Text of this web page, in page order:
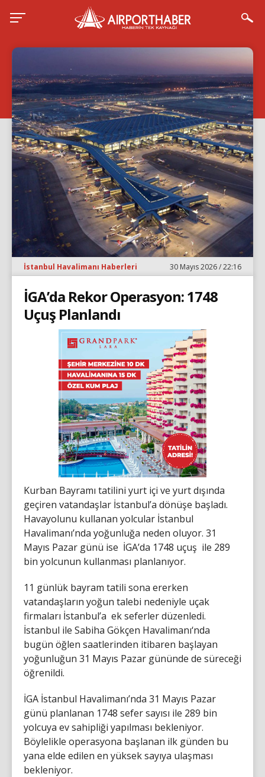
İstanbul Havalimanı Haberleri 30 Mayıs 2026 / 22:16
İGA’da Rekor Operasyon: 1748
Uçuş Planlandı
Kurban Bayramı tatilini yurt içi ve yurt dışında
geçiren vatandaşlar İstanbul’a dönüşe başladı.
Havayolunu kullanan yolcular İstanbul
Havalimanı’nda yoğunluğa neden oluyor. 31
Mayıs Pazar günü ise İGA’da 1748 uçuş ile 289
bin yolcunun kullanması planlanıyor.
11 günlük bayram tatili sona ererken
vatandaşların yoğun talebi nedeniyle uçak
firmaları İstanbul’a ek seferler düzenledi.
İstanbul ile Sabiha Gökçen Havalimanı‘nda
bugün öğlen saatlerinden itibaren başlayan
yoğunluğun 31 Mayıs Pazar gününde de süreceği
öğrenildi.
İGA İstanbul Havalimanı’nda 31 Mayıs Pazar
günü planlanan 1748 sefer sayısı ile 289 bin
yolcuya ev sahipliği yapılması bekleniyor.
Böylelikle operasyona başlanan ilk günden bu
yana elde edilen en yüksek sayıya ulaşması
bekleniyor.